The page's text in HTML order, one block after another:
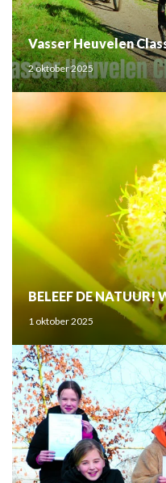
2 oktober 2025
BELEEF DE NATUUR!
1 oktober 2025